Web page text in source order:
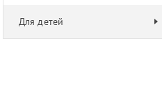
Для детей